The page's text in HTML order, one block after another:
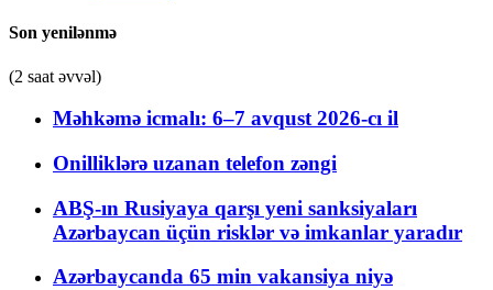
Son yenilənmə
(2 saat əvvəl)
Məhkəmə icmalı: 6–7 avqust 2026-cı il
Onilliklərə uzanan telefon zəngi
ABŞ-ın Rusiyaya qarşı yeni sanksiyaları
Azərbaycan üçün risklər və imkanlar yaradır
Azərbaycanda 65 min vakansiya niyə